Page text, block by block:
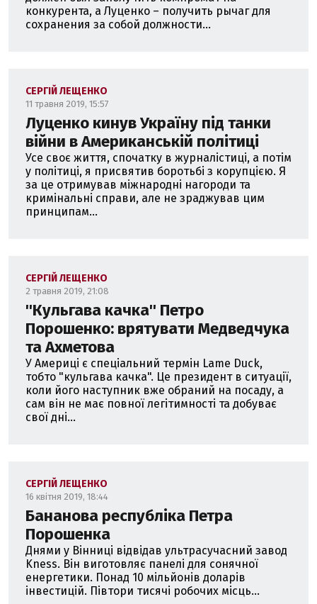
конкурента, а Луценко – получить рычаг для
сохранения за собой должности...
СЕРГІЙ ЛЕЩЕНКО
11 травня 2019, 15:57
Луценко кинув Україну під танки
війни в Американській політиці
Усе своє життя, спочатку в журналістиці, а потім
у політиці, я присвятив боротьбі з корупцією. Я
за це отримував міжнародні нагороди та
кримінальні справи, але не зраджував цим
принципам...
СЕРГІЙ ЛЕЩЕНКО
2 травня 2019, 21:08
''Кульгава качка'' Петро
Порошенко: врятувати Медведчука
та Ахметова
У Америці є спеціальний термін Lame Duck,
тобто "кульгава качка". Це президент в ситуації,
коли його наступник вже обраний на посаду, а
сам він не має повної легітимності та добуває
свої дні...
СЕРГІЙ ЛЕЩЕНКО
16 квітня 2019, 18:44
Бананова республіка Петра
Порошенка
Днями у Вінниці відвідав ультрасучасний завод
Kness. Він виготовляє панелі для сонячної
енергетики. Понад 10 мільйонів доларів
інвестицій. Півтори тисячі робочих місць...